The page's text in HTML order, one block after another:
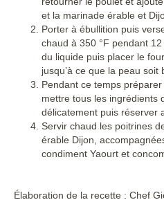
et la marinade érable et
Porter à ébullition puis
chaud à 350 °F pendant
du liquide puis placer le
jusqu’à ce que la peau soit
Pendant ce temps
mettre tous les ingrédients
délicatement puis réserver
Servir chaud les poitrines
érable Dijon,
condiment Yaourt et
Élaboration de la recette : Chef